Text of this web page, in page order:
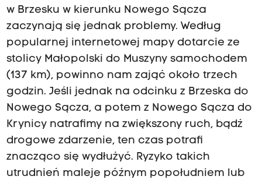
w Brzesku w kierunku Nowego Sącza
zaczynają się jednak problemy. Według
popularnej internetowej mapy dotarcie ze
stolicy Małopolski do Muszyny samochodem
(137 km), powinno nam zająć około trzech
godzin. Jeśli jednak na odcinku z Brzeska do
Nowego Sącza, a potem z Nowego Sącza do
Krynicy natrafimy na zwiększony ruch, bądź
drogowe zdarzenie, ten czas potrafi
znacząco się wydłużyć. Ryzyko takich
utrudnień maleje późnym popołudniem lub